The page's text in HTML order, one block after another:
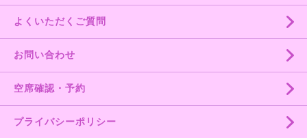
よくいただくご質問
お問い合わせ
空席確認・予約
プライバシーポリシー